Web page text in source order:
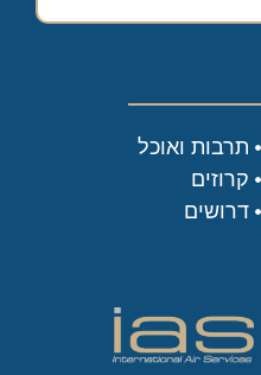
תרבות ואוכל
קרוזים
דרושים